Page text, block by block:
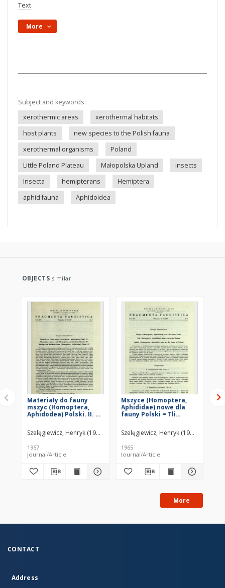
Text
More
Subject and keywords:
xerothermic areas
xerothermal habitats
host plants
new species to the Polish fauna
xerothermal organisms
Poland
Little Poland Plateau
Małopolska Upland
insects
Insecta
hemipterans
Hemiptera
aphid fauna
Aphidoidea
OBJECTS similar
Materiały do fauny
mszyc (Homoptera,
Aphidodea) Polski. II. =
(Homoptera,
Aphidodea) Pol'ši. 2
Szelęgiewicz, Henryk (1927–1983)
1967
Journal/Article
Mszyce (Homoptera,
Aphididae) nowe dla
fauny Polski = Tli
novye dlâ fauny Pol'ši
Szelęgiewicz, Henryk (1927–1983)
1965
Journal/Article
More
CONTACT
Address